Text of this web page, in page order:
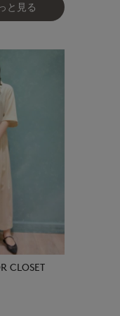
と見る
CLOSET